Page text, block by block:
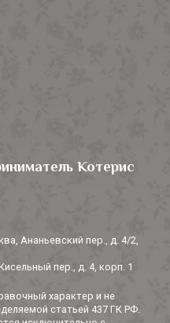
Котерис
Ананьевский пер., д. 4/2,
пер., д. 4, корп. 1
характер и не
статьей 437 ГК РФ.